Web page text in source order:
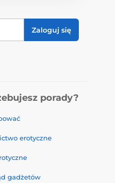
Zaloguj się
porady?
erotyczne
gadżetów